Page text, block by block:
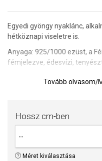
Egyedi gyöngy nyaklánc,
hétköznapi viseletre is.
Anyaga: 925/1000 ezüst, a
fémjelezve, édesvízi,
A gyöngy színe kissé
gyöngynek több változata
TIPP: Nézze meg, hogyan
Az anyagok és a kivitelezés
Felületkezelésünk,
Tovább olvasom/
Hossz cm-ben
Méret kiválasztása